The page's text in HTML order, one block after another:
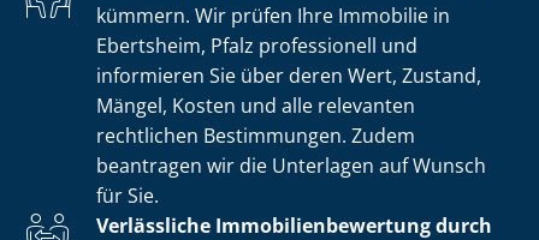
kümmern. Wir prüfen Ihre Immobilie in
Ebertsheim, Pfalz professionell und
informieren Sie über deren Wert, Zustand,
Mängel, Kosten und alle relevanten
rechtlichen Bestimmungen. Zudem
beantragen wir die Unterlagen auf Wunsch
für Sie.
Verlässliche Im­mo­bi­li­en­be­wer­tung durch